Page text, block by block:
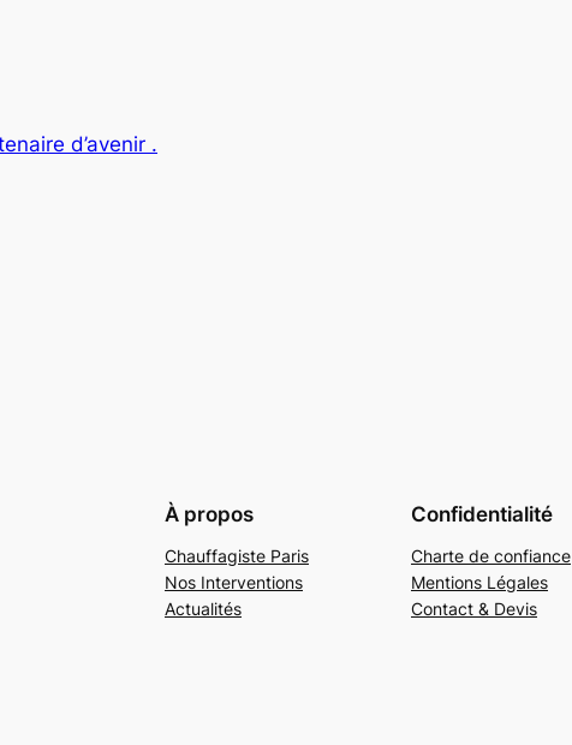
d’avenir .
À propos
Chauffagiste Paris
Nos Interventions
Actualités
Confidentialité
Charte de confiance
Mentions Légales
Contact & Devis